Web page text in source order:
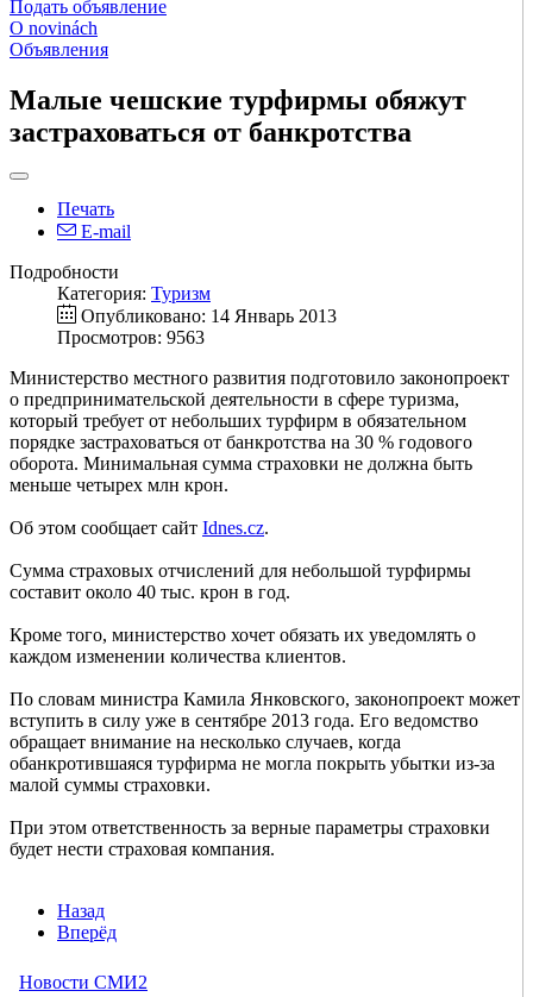
Подать объявление
O novinách
Объявления
Малые чешские турфирмы обяжут
застраховаться от банкротства
Печать
E-mail
Подробности
Категория: Туризм
Опубликовано: 14 Январь 2013
Просмотров: 9563
Министерство местного развития подготовило законопроект
о предпринимательской деятельности в сфере туризма,
который требует от небольших турфирм в обязательном
порядке застраховаться от банкротства на 30 % годового
оборота. Минимальная сумма страховки не должна быть
меньше четырех млн крон.
Об этом сообщает сайт Idnes.cz.
Сумма страховых отчислений для небольшой турфирмы
составит около 40 тыс. крон в год.
Кроме того, министерство хочет обязать их уведомлять о
каждом изменении количества клиентов.
По словам министра Камила Янковского, законопроект может
вступить в силу уже в сентябре 2013 года. Его ведомство
обращает внимание на несколько случаев, когда
обанкротившаяся турфирма не могла покрыть убытки из-за
малой суммы страховки.
При этом ответственность за верные параметры страховки
будет нести страховая компания.
Назад
Вперёд